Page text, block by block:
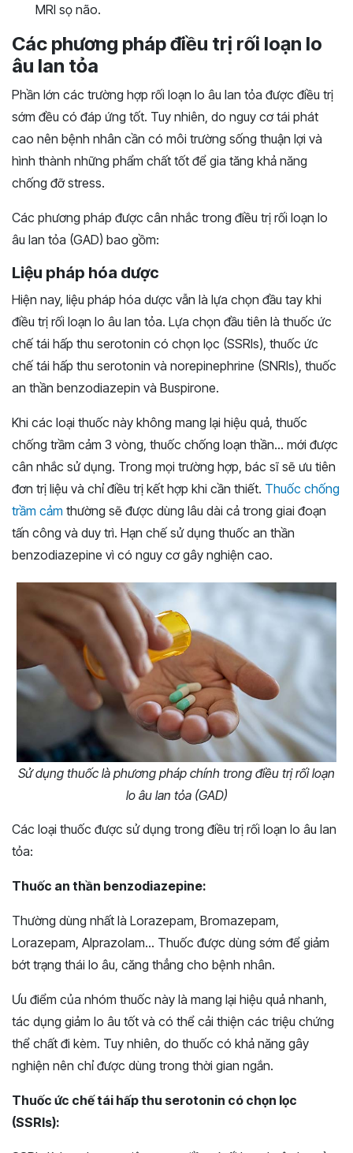
MRI sọ não.
Các phương pháp điều trị rối loạn lo
âu lan tỏa
Phần lớn các trường hợp rối loạn lo âu lan tỏa được điều trị
sớm đều có đáp ứng tốt. Tuy nhiên, do nguy cơ tái phát
cao nên bệnh nhân cần có môi trường sống thuận lợi và
hình thành những phẩm chất tốt để gia tăng khả năng
chống đỡ stress.
Các phương pháp được cân nhắc trong điều trị rối loạn lo
âu lan tỏa (GAD) bao gồm:
Liệu pháp hóa dược
Hiện nay, liệu pháp hóa dược vẫn là lựa chọn đầu tay khi
điều trị rối loạn lo âu lan tỏa. Lựa chọn đầu tiên là thuốc ức
chế tái hấp thu serotonin có chọn lọc (SSRIs), thuốc ức
chế tái hấp thu serotonin và norepinephrine (SNRIs), thuốc
an thần benzodiazepin và Buspirone.
Khi các loại thuốc này không mang lại hiệu quả, thuốc
chống trầm cảm 3 vòng, thuốc chống loạn thần… mới được
cân nhắc sử dụng. Trong mọi trường hợp, bác sĩ sẽ ưu tiên
đơn trị liệu và chỉ điều trị kết hợp khi cần thiết. Thuốc chống
trầm cảm thường sẽ được dùng lâu dài cả trong giai đoạn
tấn công và duy trì. Hạn chế sử dụng thuốc an thần
benzodiazepine vì có nguy cơ gây nghiện cao.
Sử dụng thuốc là phương pháp chính trong điều trị rối loạn
lo âu lan tỏa (GAD)
Các loại thuốc được sử dụng trong điều trị rối loạn lo âu lan
tỏa:
Thuốc an thần benzodiazepine:
Thường dùng nhất là Lorazepam, Bromazepam,
Lorazepam, Alprazolam… Thuốc được dùng sớm để giảm
bớt trạng thái lo âu, căng thẳng cho bệnh nhân.
Ưu điểm của nhóm thuốc này là mang lại hiệu quả nhanh,
tác dụng giảm lo âu tốt và có thể cải thiện các triệu chứng
thể chất đi kèm. Tuy nhiên, do thuốc có khả năng gây
nghiện nên chỉ được dùng trong thời gian ngắn.
Thuốc ức chế tái hấp thu serotonin có chọn lọc
(SSRIs):